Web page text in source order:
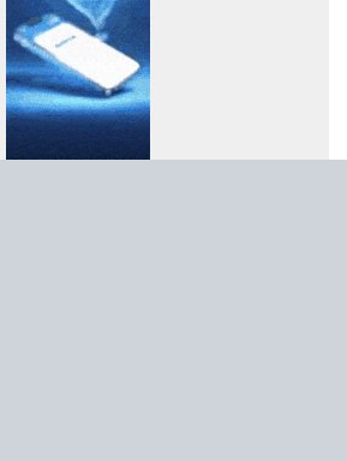
پروژه‌های آسیب‌دیده از جنگ با بهره‌گیری
پاسخ به پرسش‌های پرتکرار فعالان
پیشنهادات راهبردی بخش‌خصوصی برای